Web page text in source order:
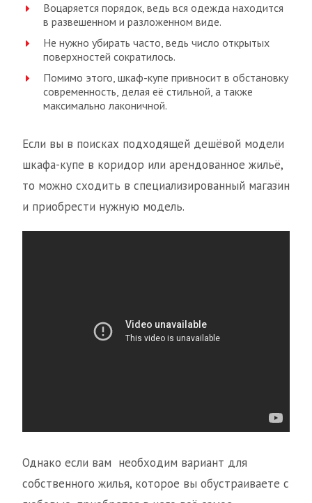
Воцаряется порядок, ведь вся одежда находится
в развешенном и разложенном виде.
Не нужно убирать часто, ведь число открытых
поверхностей сократилось.
Помимо этого, шкаф-купе привносит в обстановку
современность, делая её стильной, а также
максимально лаконичной.
Если вы в поисках подходящей дешёвой модели
шкафа-купе в коридор или арендованное жильё,
то можно сходить в специализированный магазин
и приобрести нужную модель.
Однако если вам необходим вариант для
собственного жилья, которое вы обустраиваете с